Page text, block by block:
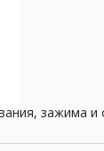
зажима